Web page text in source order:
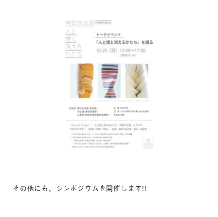
その他にも、シンポジウムを開催します!!